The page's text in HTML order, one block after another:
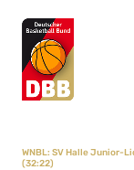
WNBL: SV Halle Junior-
(32:22)